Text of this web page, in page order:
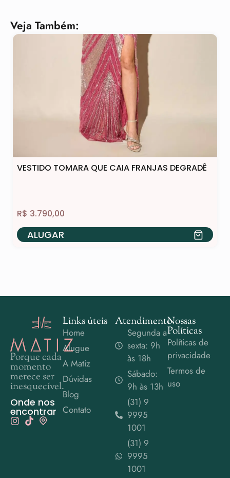
Veja Também:
VESTIDO TOMARA QUE CAIA FRANJAS DEGRADÊ
R$ 3.790,00
ALUGAR
Porque cada
momento
merece ser
inesquecível.
Onde nos
encontrar
Links úteis
Home
Alugue
A Matiz
Dúvidas
Blog
Contato
Atendimento
Segunda a
sexta: 9h
às 18h
Sábado:
9h às 13h
(31) 9
9995
1001
(31) 9
9995
1001
Nossas
Políticas
Políticas de
privacidade
Termos de
uso